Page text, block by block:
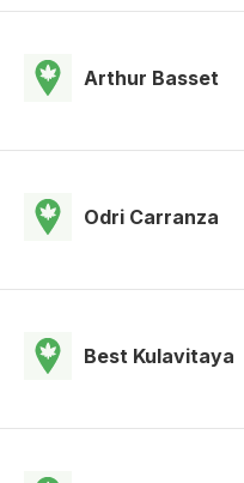
Arthur Basset
Odri Carranza
Best Kulavitaya